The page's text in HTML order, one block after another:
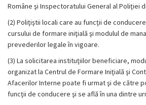
Române şi Inspectoratului General al Poliţiei
(2) Poliţiştii locali care au funcţii de
cursului de formare iniţială şi modulul de
prevederilor legale în vigoare.
(3) La solicitarea instituţiilor beneficiare,
organizat la Centrul de Formare Iniţială şi
Afacerilor Interne poate fi urmat şi de către
funcţii de conducere şi se află în una dintre